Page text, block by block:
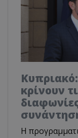
κρίνουν
Η